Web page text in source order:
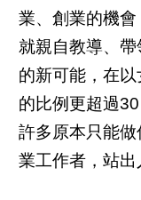
業、創業的機
就親自教導、
的新可能，在
的比例更超過
許多原本只能
業工作者，站出